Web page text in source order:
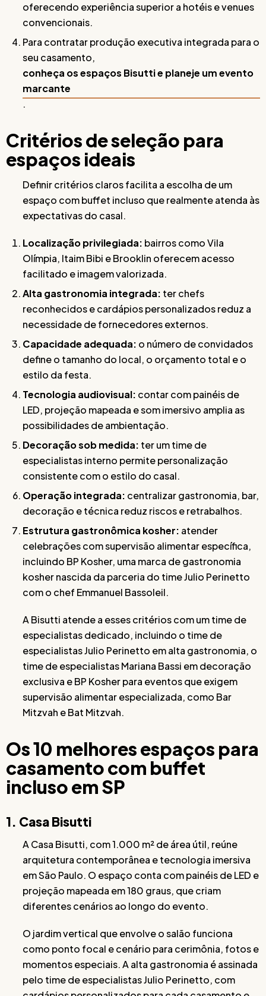
oferecendo experiência superior a hotéis e venues
convencionais.
Para contratar produção executiva integrada para o
seu casamento,
conheça os espaços Bisutti e planeje um evento
marcante
.
Critérios de seleção para
espaços ideais
Definir critérios claros facilita a escolha de um
espaço com buffet incluso que realmente atenda às
expectativas do casal.
Localização privilegiada: bairros como Vila
Olímpia, Itaim Bibi e Brooklin oferecem acesso
facilitado e imagem valorizada.
Alta gastronomia integrada: ter chefs
reconhecidos e cardápios personalizados reduz a
necessidade de fornecedores externos.
Capacidade adequada: o número de convidados
define o tamanho do local, o orçamento total e o
estilo da festa.
Tecnologia audiovisual: contar com painéis de
LED, projeção mapeada e som imersivo amplia as
possibilidades de ambientação.
Decoração sob medida: ter um time de
especialistas interno permite personalização
consistente com o estilo do casal.
Operação integrada: centralizar gastronomia, bar,
decoração e técnica reduz riscos e retrabalhos.
Estrutura gastronômica kosher: atender
celebrações com supervisão alimentar específica,
incluindo BP Kosher, uma marca de gastronomia
kosher nascida da parceria do time Julio Perinetto
com o chef Emmanuel Bassoleil.
A Bisutti atende a esses critérios com um time de
especialistas dedicado, incluindo o time de
especialistas Julio Perinetto em alta gastronomia, o
time de especialistas Mariana Bassi em decoração
exclusiva e BP Kosher para eventos que exigem
supervisão alimentar especializada, como Bar
Mitzvah e Bat Mitzvah.
Os 10 melhores espaços para
casamento com buffet
incluso em SP
1. Casa Bisutti
A Casa Bisutti, com 1.000 m² de área útil, reúne
arquitetura contemporânea e tecnologia imersiva
em São Paulo. O espaço conta com painéis de LED e
projeção mapeada em 180 graus, que criam
diferentes cenários ao longo do evento.
O jardim vertical que envolve o salão funciona
como ponto focal e cenário para cerimônia, fotos e
momentos especiais. A alta gastronomia é assinada
pelo time de especialistas Julio Perinetto, com